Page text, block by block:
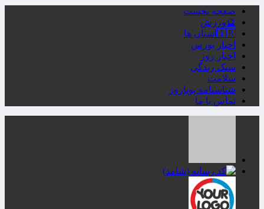
صفحه نخست
🔮ورزش
🇮🇷استان ها
اخبار بورس
اخبار روز
سبک زندگی
سلامت
شناسنامه پویاروز
تماس با ما